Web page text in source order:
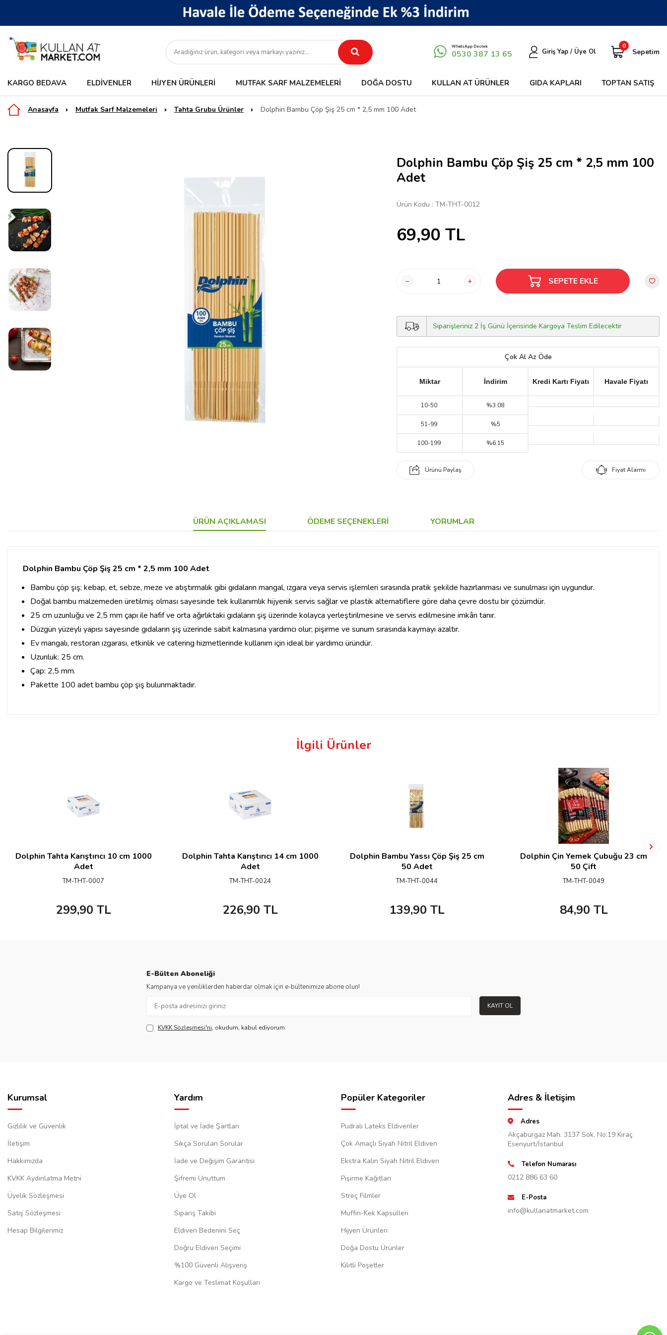
WhatsApp Destek
0530 387 13 65 Giriş Yap / Üye Ol
0
Sepetim
KARGO BEDAVA ELDIVENLER HIJYEN ÜRÜNLERI MUTFAK SARF MALZEMELERI DOĞA DOSTU KULLAN AT ÜRÜNLER GIDA KAPLARI TOPTAN SATIŞ
Anasayfa Mutfak Sarf Malzemeleri Tahta Grubu Ürünler Dolphin Bambu Çöp Şiş 25 cm * 2,5 mm 100 Adet
Dolphin Bambu Çöp Şiş 25 cm * 2,5 mm 100
Adet
Ürün Kodu : TM-THT-0012
69,90 TL
SEPETE EKLE
Siparişleriniz 2 İş Günü İçerisinde Kargoya Teslim Edilecektir
Çok Al Az Öde
Miktar İndirim Kredi Kartı Fiyatı Havale Fiyatı
10-50 %3.08
51-99 %5
100-199 %6.15
Ürünü Paylaş Fiyat Alarmı
ÜRÜN AÇIKLAMASI ÖDEME SEÇENEKLERI YORUMLAR
Dolphin Bambu Çöp Şiş 25 cm * 2,5 mm 100 Adet
Bambu çöp şiş; kebap, et, sebze, meze ve atıştırmalık gibi gıdaların mangal, ızgara veya servis işlemleri sırasında pratik şekilde hazırlanması ve sunulması için uygundur.
Doğal bambu malzemeden üretilmiş olması sayesinde tek kullanımlık hijyenik servis sağlar ve plastik alternatiflere göre daha çevre dostu bir çözümdür.
25 cm uzunluğu ve 2,5 mm çapı ile hafif ve orta ağırlıktaki gıdaların şiş üzerinde kolayca yerleştirilmesine ve servis edilmesine imkân tanır.
Düzgün yüzeyli yapısı sayesinde gıdaların şiş üzerinde sabit kalmasına yardımcı olur; pişirme ve sunum sırasında kaymayı azaltır.
Ev mangalı, restoran ızgarası, etkinlik ve catering hizmetlerinde kullanım için ideal bir yardımcı üründür.
Uzunluk: 25 cm.
Çap: 2,5 mm.
Pakette 100 adet bambu çöp şiş bulunmaktadır.
İlgili Ürünler
Dolphin Tahta Karıştırıcı 10 cm 1000
Adet
TM-THT-0007
299,90 TL
Dolphin Tahta Karıştırıcı 14 cm 1000
Adet
TM-THT-0024
226,90 TL
Dolphin Bambu Yassı Çöp Şiş 25 cm
50 Adet
TM-THT-0044
139,90 TL
Dolphin Çin Yemek Çubuğu 23 cm
50 Çift
TM-THT-0049
84,90 TL
E-Bülten Aboneliği
Kampanya ve yeniliklerden haberdar olmak için e-bültenimize abone olun!
KAYIT OL
KVKK Sözleşmesi'ni, okudum, kabul ediyorum.
Kurumsal
Gizlilik ve Güvenlik
İletişim
Hakkımızda
KVKK Aydınlatma Metni
Üyelik Sözleşmesi
Satış Sözleşmesi
Hesap Bilgilerimiz
Yardım
İptal ve İade Şartları
Sıkça Sorulan Sorular
İade ve Değişim Garantisi
Şifremi Unuttum
Üye Ol
Sipariş Takibi
Eldiven Bedenini Seç
Doğru Eldiven Seçimi
%100 Güvenli Alışveriş
Kargo ve Teslimat Koşulları
Popüler Kategoriler
Pudralı Lateks Eldivenler
Çok Amaçlı Siyah Nitril Eldiven
Ekstra Kalın Siyah Nitril Eldiven
Pişirme Kağıtları
Streç Filmler
Muffin-Kek Kapsülleri
Hijyen Ürünleri
Doğa Dostu Ürünler
Kilitli Poşetler
Adres & İletişim
Adres
Akçaburgaz Mah. 3137 Sok. No:19 Kıraç
Esenyurt/İstanbul
Telefon Numarası
0212 886 63 60
E-Posta
info@kullanatmarket.com